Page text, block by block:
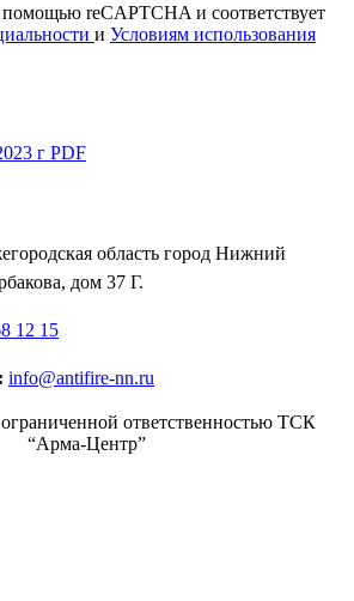
reCAPTCHA и соответствует
и Условиям использования
г PDF
область город Нижний
дом 37 Г.
12 15
info@antifire-nn.ru
ответственностью ТСК
“Арма-Центр”